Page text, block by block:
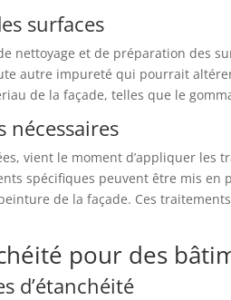
surfaces
nettoyage et de préparation des
autre impureté qui pourrait
de la façade, telles que le
nécessaires
vient le moment d’appliquer
spécifiques peuvent être mis en
de la façade. Ces
pour des
d’étanchéité